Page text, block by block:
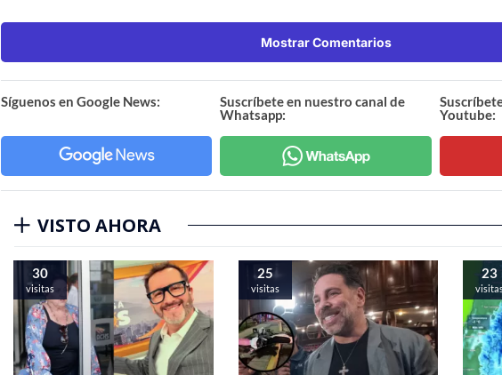
Mostrar Comentarios
Síguenos en Google News:
Suscríbete en nuestro canal de
Whatsapp:
Youtube:
VISTO AHORA
30
visitas
25
visitas
23